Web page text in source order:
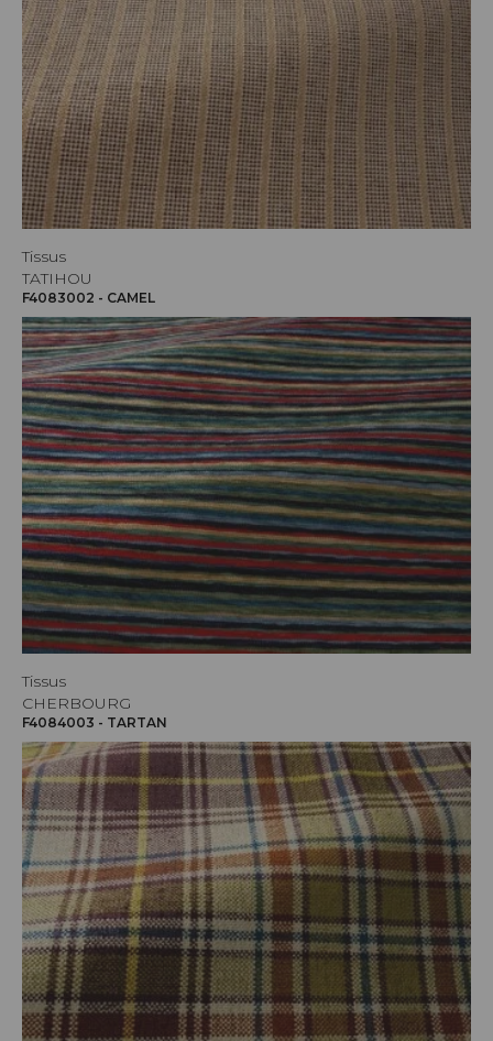
Tissus
TATIHOU
F4083002 - CAMEL
Tissus
CHERBOURG
F4084003 - TARTAN